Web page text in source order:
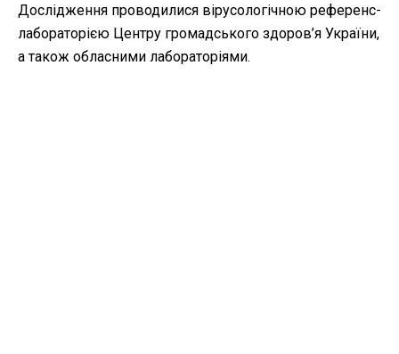
Дослідження проводилися вірусологічною референс-
лабораторією Центру громадського здоров’я України,
а також обласними лабораторіями.